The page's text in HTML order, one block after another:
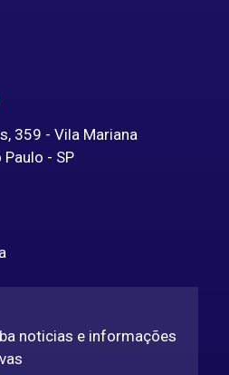
359 - Vila Mariana
- SP
noticias e informações